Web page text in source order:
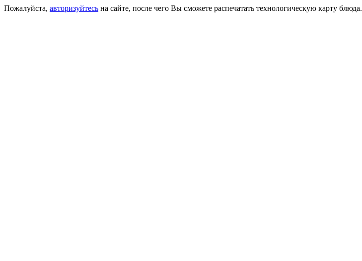
Пожалуйста, авторизуйтесь на сайте, после чего Вы сможете распечатать технологическую карту блюда.